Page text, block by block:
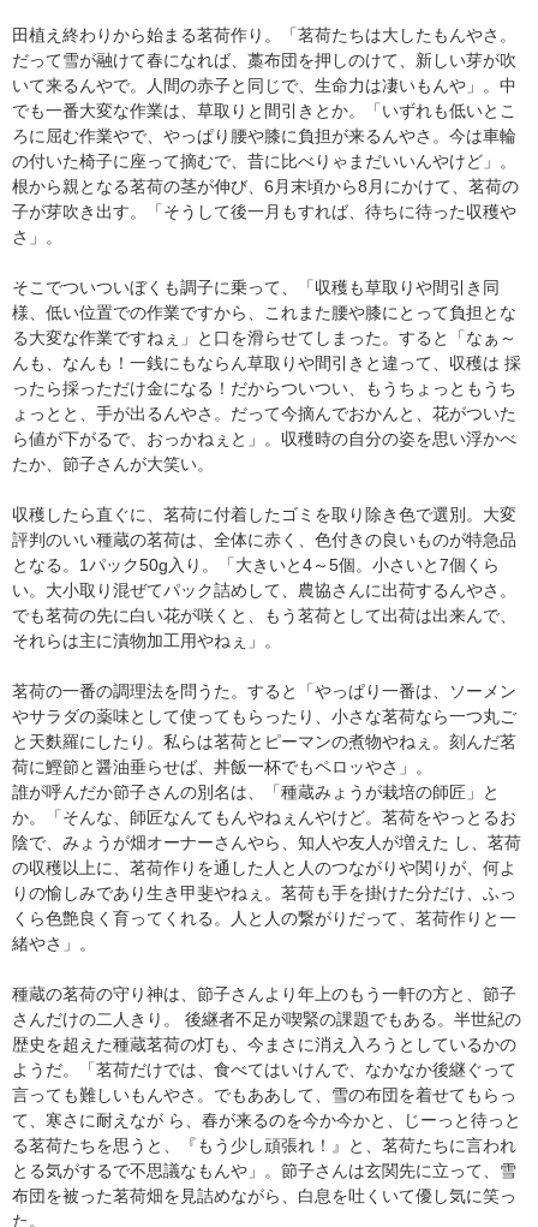
田植え終わりから始まる茗荷作り。「茗荷たちは大したもんやさ。
だって雪が融けて春になれば、藁布団を押しのけて、新しい芽が吹
いて来るんやで。人間の赤子と同じで、生命力は凄いもんや」。中
でも一番大変な作業は、草取りと間引きとか。「いずれも低いとこ
ろに屈む作業やで、やっぱり腰や膝に負担が来るんやさ。今は車輪
の付いた椅子に座って摘むで、昔に比べりゃまだいいんやけど」。
根から親となる茗荷の茎が伸び、6月末頃から8月にかけて、茗荷の
子が芽吹き出す。「そうして後一月もすれば、待ちに待った収穫や
さ」。
そこでついついぼくも調子に乗って、「収穫も草取りや間引き同
様、低い位置での作業ですから、これまた腰や膝にとって負担とな
る大変な作業ですねぇ」と口を滑らせてしまった。すると「なぁ～
んも、なんも！一銭にもならん草取りや間引きと違って、収穫は 採
ったら採っただけ金になる！だからついつい、もうちょっともうち
ょっとと、手が出るんやさ。だって今摘んでおかんと、花がついた
ら値が下がるで、おっかねぇと」。収穫時の自分の姿を思い浮かべ
たか、節子さんが大笑い。
​収穫したら直ぐに、茗荷に付着したゴミを取り除き色で選別。大変
評判のいい種蔵の茗荷は、全体に赤く、色付きの良いものが特急品
となる。1パック50g入り。「大きいと4～5個。小さいと7個くら
い。大小取り混ぜてパック詰めして、農協さんに出荷するんやさ。
でも茗荷の先に白い花が咲くと、もう茗荷として出荷は出来んで、
それらは主に漬物加工用やねぇ」。
茗荷の一番の調理法を問うた。すると「やっぱり一番は、ソーメン
やサラダの薬味として使ってもらったり、小さな茗荷なら一つ丸ご
と天麩羅にしたり。私らは茗荷とピーマンの煮物やねぇ。刻んだ茗
荷に鰹節と醤油垂らせば、丼飯一杯でもペロッやさ」。
誰が呼んだか節子さんの別名は、「種蔵みょうが栽培の師匠」と
か。「そんな、師匠なんてもんやねぇんやけど。茗荷をやっとるお
陰で、みょうが畑オーナーさんやら、知人や友人が増えた し、茗荷
の収穫以上に、茗荷作りを通した人と人のつながりや関りが、何よ
りの愉しみであり生き甲斐やねぇ。茗荷も手を掛けた分だけ、ふっ
くら色艶良く育ってくれる。人と人の繋がりだって、茗荷作りと一
緒やさ」。
種蔵の茗荷の守り神は、節子さんより年上のもう一軒の方と、節子
さんだけの二人きり。 後継者不足が喫緊の課題でもある。半世紀の
歴史を超えた種蔵茗荷の灯も、今まさに消え入ろうとしているかの
ようだ。「茗荷だけでは、食べてはいけんで、なかなか後継ぐって
言っても難しいもんやさ。でもああして、雪の布団を着せてもらっ
て、寒さに耐えなが ら、春が来るのを今か今かと、じーっと待っと
る茗荷たちを思うと、『もう少し頑張れ！』と、茗荷たちに言われ
とる気がするで不思議なもんや」。節子さんは玄関先に立って、雪
布団を被った茗荷畑を見詰めながら、白息を吐くいて優し気に笑っ
た。